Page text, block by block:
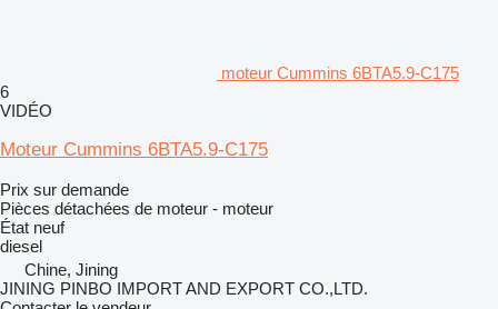
moteur Cummins 6BTA5.9-C175
6
VIDÉO
Moteur Cummins 6BTA5.9-C175
Prix sur demande
Pièces détachées de moteur - moteur
État neuf
diesel
Chine, Jining
JINING PINBO IMPORT AND EXPORT CO.,LTD.